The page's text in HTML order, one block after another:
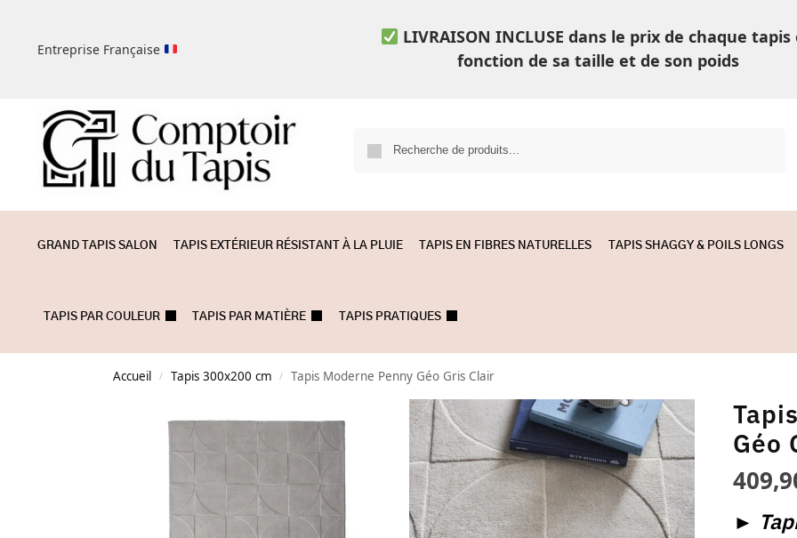
Entreprise Française
LIVRAISON INCLUSE dans le prix de chaque tapis
fonction de sa taille et de son poids
GRAND TAPIS SALON TAPIS EXTÉRIEUR RÉSISTANT À LA PLUIE TAPIS EN FIBRES NATURELLES TAPIS SHAGGY & POILS LONGS
TAPIS PAR COULEUR TAPIS PAR MATIÈRE TAPIS PRATIQUES
Accueil / Tapis 300x200 cm / Tapis Moderne Penny Géo Gris Clair
Géo
►